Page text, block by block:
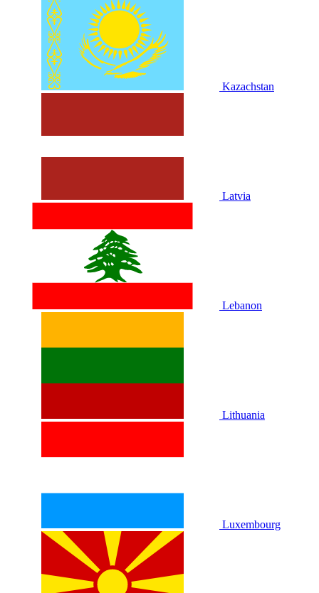
Kazachstan
Latvia
Lebanon
Lithuania
Luxembourg